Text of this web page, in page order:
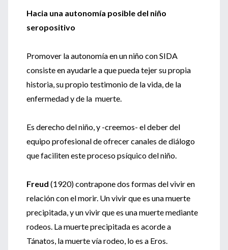
Hacia una autonomía posible del niño
seropositivo
Promover la autonomía en un niño con SIDA
consiste en ayudarle a que pueda tejer su propia
historia, su propio testimonio de la vida, de la
enfermedad y de la muerte.
Es derecho del niño, y -creemos- el deber del
equipo profesional de ofrecer canales de diálogo
que faciliten este proceso psíquico del niño.
Freud (1920) contrapone dos formas del vivir en
relación con el morir. Un vivir que es una muerte
precipitada, y un vivir que es una muerte mediante
rodeos. La muerte precipitada es acorde a
Tánatos, la muerte vía rodeo, lo es a Eros.